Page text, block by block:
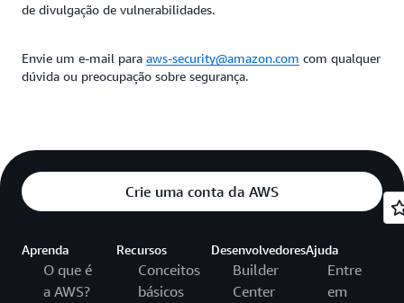
de divulgação de vulnerabilidades.
Envie um e-mail para aws-security@amazon.com com qualquer
dúvida ou preocupação sobre segurança.
Crie uma conta da AWS
Aprenda
O que é
a AWS?
Recursos
Conceitos
básicos
Desenvolvedores
Builder
Center
Ajuda
Entre
em